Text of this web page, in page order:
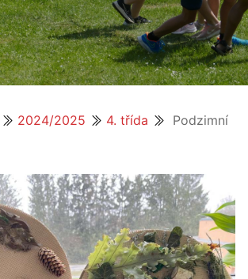
2024/2025 4. třída
Podzimní